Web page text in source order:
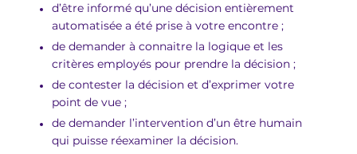
d’être informé qu’une décision entièrement
automatisée a été prise à votre encontre ;
de demander à connaitre la logique et les
critères employés pour prendre la décision ;
de contester la décision et d’exprimer votre
point de vue ;
de demander l’intervention d’un être humain
qui puisse réexaminer la décision.